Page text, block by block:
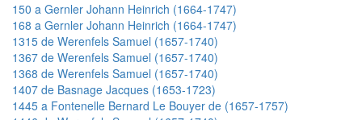
150 a Gernler Johann Heinrich (1664-1747)
168 a Gernler Johann Heinrich (1664-1747)
1315 de Werenfels Samuel (1657-1740)
1367 de Werenfels Samuel (1657-1740)
1368 de Werenfels Samuel (1657-1740)
1407 de Basnage Jacques (1653-1723)
1445 a Fontenelle Bernard Le Bouyer de (1657-1757)